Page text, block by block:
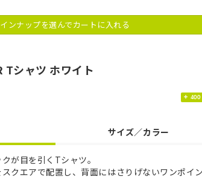
ンナップを選んでカートに入れる
Tシャツ ホワイト
400
サイズ／カラー
が目を引くTシャツ。
クエアで配置し、背面にはさりげないワンポイ